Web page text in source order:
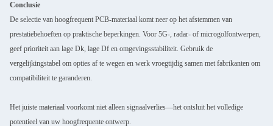
Conclusie
De selectie van hoogfrequent PCB-materiaal komt neer op het afstemmen van
prestatiebehoeften op praktische beperkingen. Voor 5G-, radar- of microgolfontwerpen,
geef prioriteit aan lage Dk, lage Df en omgevingsstabiliteit. Gebruik de
vergelijkingstabel om opties af te wegen en werk vroegtijdig samen met fabrikanten om
compatibiliteit te garanderen.
Het juiste materiaal voorkomt niet alleen signaalverlies—het ontsluit het volledige
potentieel van uw hoogfrequente ontwerp.